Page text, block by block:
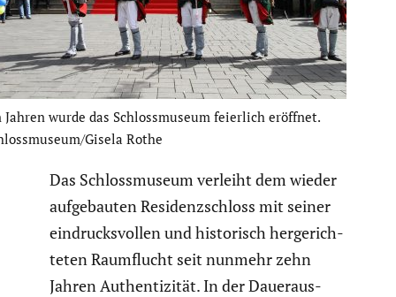
Jahren wurde das Schloss­mu­seum feierlich eröffnet.
Gisela Rothe
Das Schloss­mu­seum verleiht dem wieder
aufge­bauten Residenz­schloss mit seiner
eindrucks­vollen und histo­risch herge­rich­
teten Raumflucht seit nunmehr zehn
Jahren Authen­ti­zität. In der Dauer­aus­